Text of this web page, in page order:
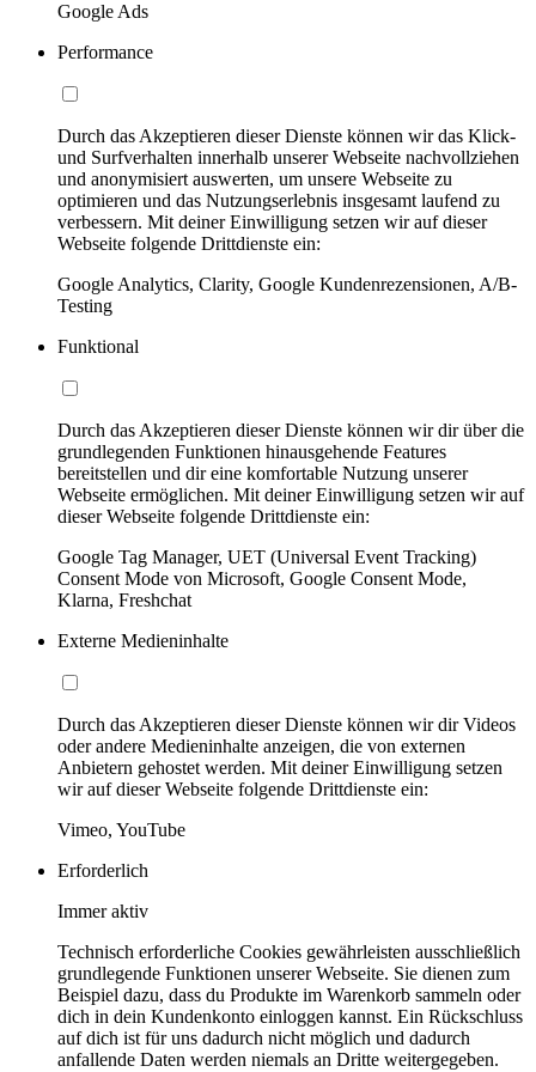
Google Ads
Performance
Durch das Akzeptieren dieser Dienste können wir das Klick-
und Surfverhalten innerhalb unserer Webseite nachvollziehen
und anonymisiert auswerten, um unsere Webseite zu
optimieren und das Nutzungserlebnis insgesamt laufend zu
verbessern. Mit deiner Einwilligung setzen wir auf dieser
Webseite folgende Drittdienste ein:
Google Analytics, Clarity, Google Kundenrezensionen, A/B-
Testing
Funktional
Durch das Akzeptieren dieser Dienste können wir dir über die
grundlegenden Funktionen hinausgehende Features
bereitstellen und dir eine komfortable Nutzung unserer
Webseite ermöglichen. Mit deiner Einwilligung setzen wir auf
dieser Webseite folgende Drittdienste ein:
Google Tag Manager, UET (Universal Event Tracking)
Consent Mode von Microsoft, Google Consent Mode,
Klarna, Freshchat
Externe Medieninhalte
Durch das Akzeptieren dieser Dienste können wir dir Videos
oder andere Medieninhalte anzeigen, die von externen
Anbietern gehostet werden. Mit deiner Einwilligung setzen
wir auf dieser Webseite folgende Drittdienste ein:
Vimeo, YouTube
Erforderlich
Immer aktiv
Technisch erforderliche Cookies gewährleisten ausschließlich
grundlegende Funktionen unserer Webseite. Sie dienen zum
Beispiel dazu, dass du Produkte im Warenkorb sammeln oder
dich in dein Kundenkonto einloggen kannst. Ein Rückschluss
auf dich ist für uns dadurch nicht möglich und dadurch
anfallende Daten werden niemals an Dritte weitergegeben.